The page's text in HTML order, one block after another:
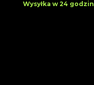
Wysyłka w 24 godzin